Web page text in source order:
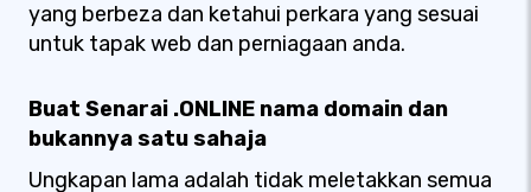
yang berbeza dan ketahui perkara yang sesuai
untuk tapak web dan perniagaan anda.
Buat Senarai .ONLINE nama domain dan
bukannya satu sahaja
Ungkapan lama adalah tidak meletakkan semua